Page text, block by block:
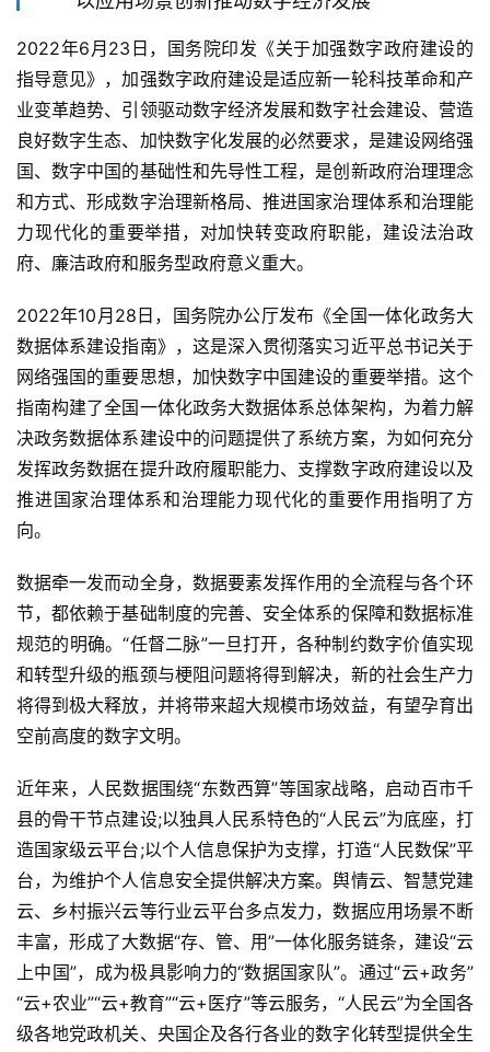
2022年6月23日，国务院印发《关于加强数字政府建设的
指导意见》，加强数字政府建设是适应新一轮科技革命和产
业变革趋势、引领驱动数字经济发展和数字社会建设、营造
良好数字生态、加快数字化发展的必然要求，是建设网络强
国、数字中国的基础性和先导性工程，是创新政府治理理念
和方式、形成数字治理新格局、推进国家治理体系和治理能
力现代化的重要举措，对加快转变政府职能，建设法治政
府、廉洁政府和服务型政府意义重大。
2022年10月28日，国务院办公厅发布《全国一体化政务大
数据体系建设指南》，这是深入贯彻落实习近平总书记关于
网络强国的重要思想，加快数字中国建设的重要举措。这个
指南构建了全国一体化政务大数据体系总体架构，为着力解
决政务数据体系建设中的问题提供了系统方案，为如何充分
发挥政务数据在提升政府履职能力、支撑数字政府建设以及
推进国家治理体系和治理能力现代化的重要作用指明了方
向。
数据牵一发而动全身，数据要素发挥作用的全流程与各个环
节，都依赖于基础制度的完善、安全体系的保障和数据标准
规范的明确。“任督二脉”一旦打开，各种制约数字价值实现
和转型升级的瓶颈与梗阻问题将得到解决，新的社会生产力
将得到极大释放，并将带来超大规模市场效益，有望孕育出
空前高度的数字文明。
近年来，人民数据围绕“东数西算”等国家战略，启动百市千
县的骨干节点建设;以独具人民系特色的“人民云”为底座，打
造国家级云平台;以个人信息保护为支撑，打造“人民数保”平
台，为维护个人信息安全提供解决方案。舆情云、智慧党建
云、乡村振兴云等行业云平台多点发力，数据应用场景不断
丰富，形成了大数据“存、管、用”一体化服务链条，建设“云
上中国”，成为极具影响力的“数据国家队”。通过“云+政务”
“云+农业”“云+教育”“云+医疗”等云服务，“人民云”为全国各
级各地党政机关、央国企及各行各业的数字化转型提供全生